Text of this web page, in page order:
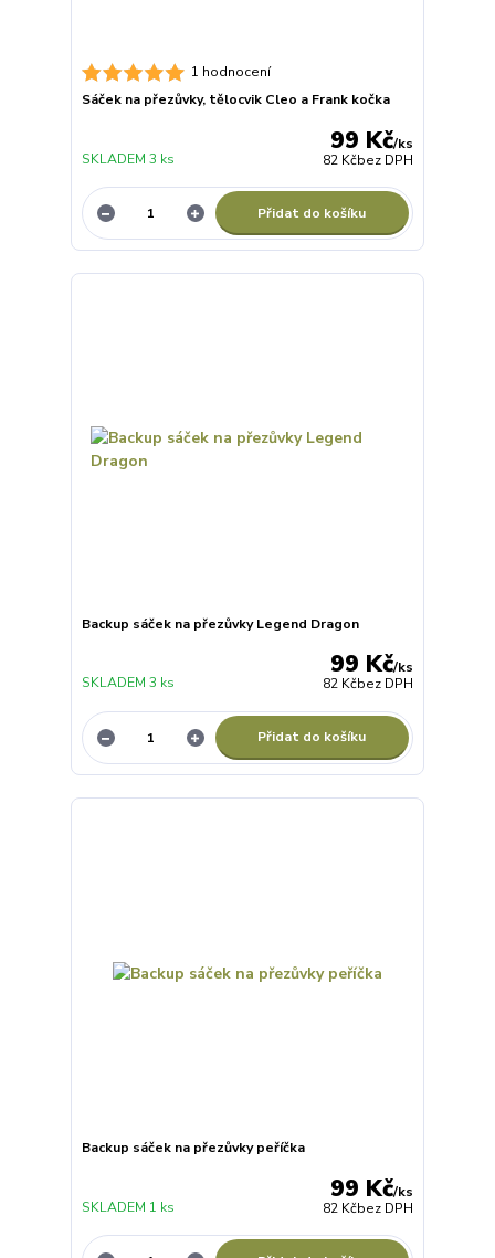
1 hodnocení
Sáček na přezůvky, tělocvik Cleo a Frank kočka
99 Kč/ks
82 Kčbez DPH
SKLADEM 3 ks
Přidat do košíku
Backup sáček na přezůvky Legend Dragon
99 Kč/ks
82 Kčbez DPH
SKLADEM 3 ks
Přidat do košíku
Backup sáček na přezůvky peříčka
99 Kč/ks
82 Kčbez DPH
SKLADEM 1 ks